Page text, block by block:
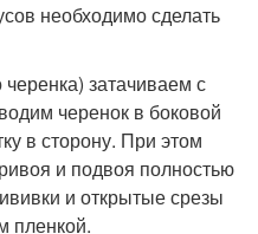
необходимо сделать
затачиваем с
черенок в боковой
в сторону. При этом
и подвоя полностью
и открытые срезы
пленкой.